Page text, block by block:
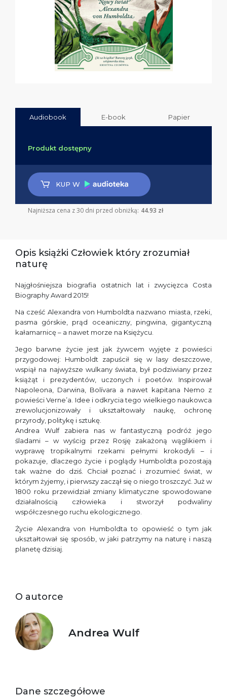
Audiobook E-book Papier
Produkt dostępny
KUP W
Najniższa cena z 30 dni przed obniżką: 44.93 zł
Opis książki Człowiek który zrozumiał
naturę
Najgłośniejsza biografia ostatnich lat i zwycięzca Costa
Biography Award 2015!
Na cześć Alexandra von Humboldta nazwano miasta, rzeki,
pasma górskie, prąd oceaniczny, pingwina, gigantyczną
kałamarnicę – a nawet morze na Księżycu.
Jego barwne życie jest jak żywcem wyjęte z powieści
przygodowej: Humboldt zapuścił się w lasy deszczowe,
wspiął na najwyższe wulkany świata, był podziwiany przez
książąt i prezydentów, uczonych i poetów. Inspirował
Napoleona, Darwina, Bolívara a nawet kapitana Nemo z
powieści Verne’a. Idee i odkrycia tego wielkiego naukowca
zrewolucjonizowały i ukształtowały naukę, ochronę
przyrody, politykę i sztukę.
Andrea Wulf zabiera nas w fantastyczną podróż jego
śladami – w wyścig przez Rosję zakażoną wąglikiem i
wyprawę tropikalnymi rzekami pełnymi krokodyli – i
pokazuje, dlaczego życie i poglądy Humboldta pozostają
tak ważne do dziś. Chciał poznać i zrozumieć świat, w
którym żyjemy, i pierwszy zaczął się o niego troszczyć. Już w
1800 roku przewidział zmiany klimatyczne spowodowane
działalnością człowieka i stworzył podwaliny
współczesnego ruchu ekologicznego.
Życie Alexandra von Humboldta to opowieść o tym jak
ukształtował się sposób, w jaki patrzymy na naturę i naszą
planetę dzisiaj.
O autorce
Andrea Wulf
Dane szczegółowe